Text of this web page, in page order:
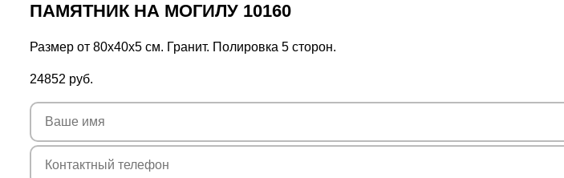
ПАМЯТНИК НА МОГИЛУ 10160
Размер от 80х40х5 см. Гранит. Полировка 5 сторон.
24852 руб.